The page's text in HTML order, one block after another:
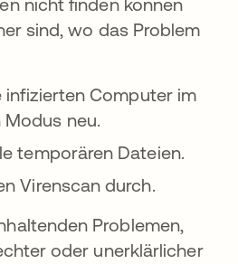
sind, wo das Problem
infizierten Computer im
neu.
temporären Dateien.
Virenscan durch.
Problemen,
oder unerklärlicher